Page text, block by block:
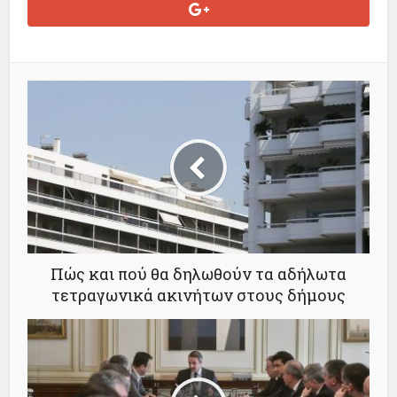
Πώς και πού θα δηλωθούν τα αδήλωτα
τετραγωνικά ακινήτων στους δήμους